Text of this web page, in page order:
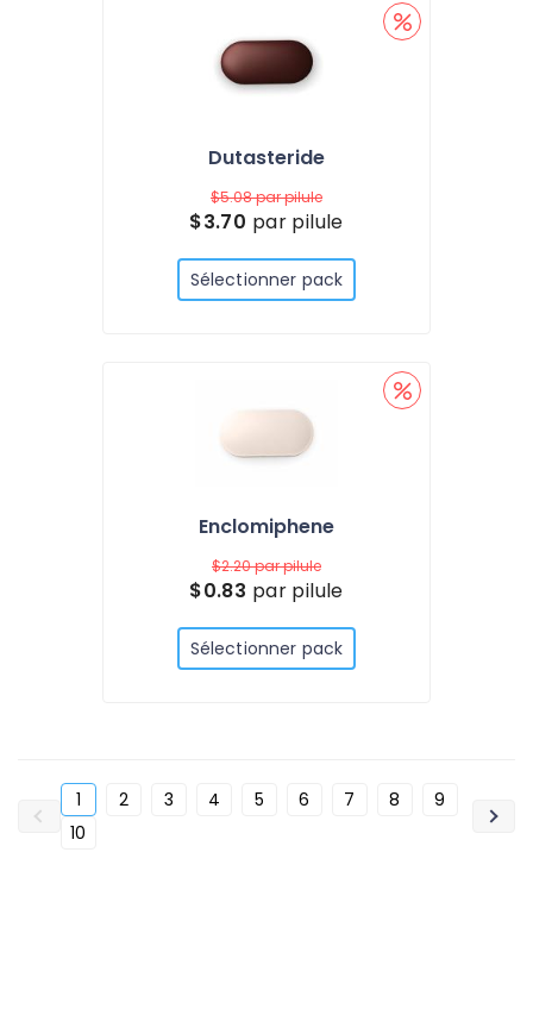
Dutasteride
$5.08par pilule
$3.70 par pilule
Sélectionner pack
Enclomiphene
$2.20par pilule
$0.83 par pilule
Sélectionner pack
1 2 3 4 5 6 7 8
9
10